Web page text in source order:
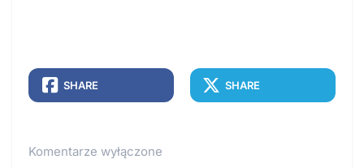
SHARE SHARE
Komentarze wyłączone